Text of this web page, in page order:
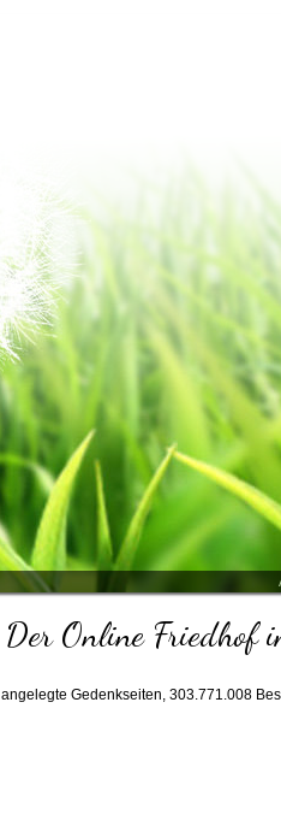
Der Online Friedhof
angelegte Gedenkseiten, 303.771.008